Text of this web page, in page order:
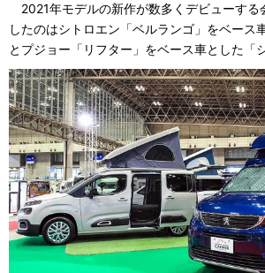
2021年モデルの新作が数多くデビューする
したのはシトロエン「ベルランゴ」をベース
とプジョー「リフター」をベース車とした「